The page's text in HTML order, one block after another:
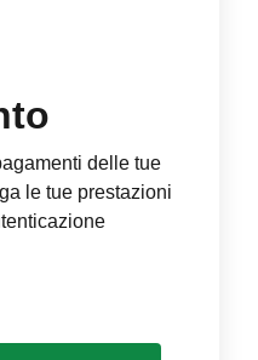
delle tue
le tue prestazioni